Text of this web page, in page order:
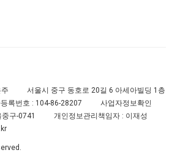
서울시 중구 동호로 20길 6 아세아빌딩 1층
록번호 : 104-86-28207
사업자정보확인
구-0741
개인정보관리책임자 : 이재성